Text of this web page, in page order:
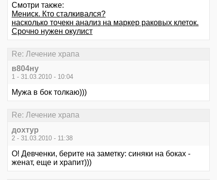
Смотри также:
Мениск. Кто сталкивался?
насколько точекн анализ на маркер раковых клеток.
Срочно нужен окулист
Re: Лечение храпа
в804ну
1 - 31.03.2010 - 10:04
Мужа в бок толкаю)))
Re: Лечение храпа
дохтур
2 - 31.03.2010 - 11:38
О! Девченки, берите на заметку: синяки на боках -
женат, еще и храпит)))